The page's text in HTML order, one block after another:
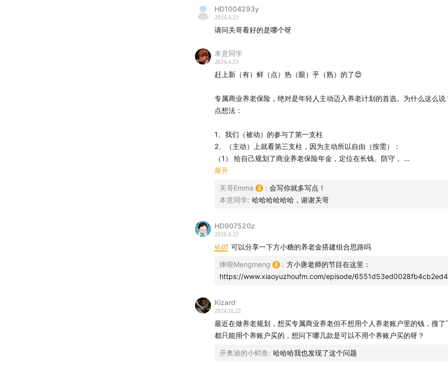
08:42 【1】缴费方式
【2】账户式管理：「稳健型」与「进取型」。
11:56 【3】产品积累期
（a）重点关注「保底利率」与「结算利率」。
（b）「进取型」一定比「稳健型」收益更高吗？
（a）既可「一次性领取」也可「分批领取」。
（b）「领取转换表」什么时候锁定比较好？
个人养老金版 vs. 普通版，到底要怎么选？
29:30 退保损失：积累期需扣除一定收益；领取期基本不退。
产品成本：初始费用、管理费，购买前要看清条款。
这类产品更适合哪些人群购买？三类情况：
（2）养老储蓄也想获取市场收益，但不想有本金损失；
（3）想每年灵活配置「进取型」与「稳健型」的比例。
「领取转换表」
未来平均寿命增长趋势，如果保险行业未来改了生命表，导致同样账户价值
✅「版本」
领取时间：专属商业养老金是法定退休年龄或年满60岁、个人养老金账户是
年龄。
✅「退保损失」
1）积累期：
前5年退保的现金价值不高于已交保费。
第6年~第10年退保的现金价值不高于累计已交保费和75%账户累计收益之和
2）领取期
基本不支持退保，但针对特殊情况（重疾/意外伤残）可特殊申请退保。
「产品成本」
初始费用、管理费，购买前看具体产品条款。
✅「适合人群」
1）收入不稳定，无法保证长期规律缴费，灵活配置；
3）每年灵活配置“进取型”“稳健型”比例，但纪律性不高。
「购买渠道」
注意专属命名格式：专属商业养老保险。
HD1004293y
2024.4.23
请问关哥看好的是哪个呀
本意同学
2024.4.23
赶上新（有）鲜（点）热（眼）乎（熟）的了😍
专属商业养老保险，绝对是年轻人主动迈入养老计划的首选。为什么这么说
点想法：
1、我们（被动）的参与了第一支柱
2、（主动）上就看第三支柱，因为主动所以自由（按需）：
（1） 给自己规划了商业养老保险年金，定位在长钱、防守 。
（2） 又规划了个人养老金账户，定位在长钱，进攻（选了 fof，搭配和分散
涉及不到🌚
（3）考虑看看专属商业养老保险，定位在长钱、防守（分散小部分比例到
的一个长钱好去处😁
（1）算为固定支出，刚性。（2）和（3） 算为月/年定投，工资到手先留下
-工资到手先预留，再消费
赚，“补充”争取有🤩🤩🤩
展开
关哥Emma : 会写你就多写点！
本意同学: 哈哈哈哈哈哈，谢谢关哥
HD907520z
2026.4.22
41:07 可以分享一下方小糖的养老金搭建组合思路吗
捧哏Mengmeng : 方小唐老师的节目在这里：
https://www.xiaoyuzhoufm.com/episode/
Kizard
2024.11.22
最近在做养老规划，想买专属商业养老但不想用个人养老账户里的钱，搜了
都只能用个养账户买的，想问下哪几款是可以不用个养账户买的呀？
开奥迪的小鳄鱼 : 哈哈哈我也发现了这个问题